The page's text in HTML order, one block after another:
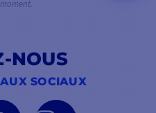
NOUS
SOCIAUX